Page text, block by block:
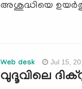
അശുദ്ധിയെ
Web desk Jul 15,
വുദൂവിലെ